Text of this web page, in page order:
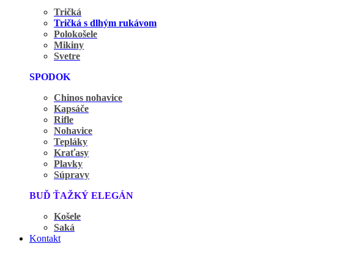
Tričká
Tričká s dlhým rukávom
Polokošele
Mikiny
Svetre
SPODOK
Chinos nohavice
Kapsáče
Rifle
Nohavice
Tepláky
Kraťasy
Plavky
Súpravy
BUĎ ŤAŽKÝ ELEGÁN
Košele
Saká
Kontakt